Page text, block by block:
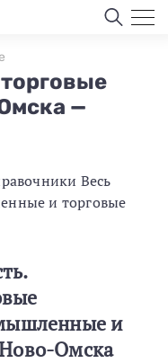
—
Весь
и торговые
и
Омска